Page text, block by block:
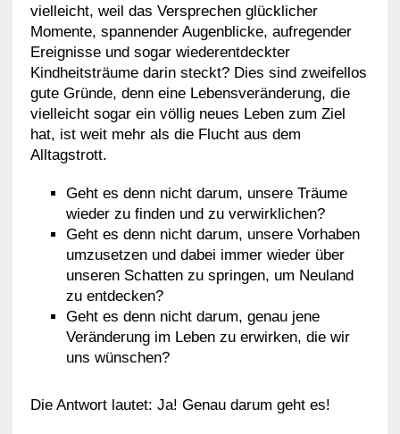
vielleicht, weil das Versprechen glücklicher
Momente, spannender Augenblicke, aufregender
Ereignisse und sogar wiederentdeckter
Kindheitsträume darin steckt? Dies sind zweifellos
gute Gründe, denn eine Lebensveränderung, die
vielleicht sogar ein völlig neues Leben zum Ziel
hat, ist weit mehr als die Flucht aus dem
Alltagstrott.
Geht es denn nicht darum, unsere Träume
wieder zu finden und zu verwirklichen?
Geht es denn nicht darum, unsere Vorhaben
umzusetzen und dabei immer wieder über
unseren Schatten zu springen, um Neuland
zu entdecken?
Geht es denn nicht darum, genau jene
Veränderung im Leben zu erwirken, die wir
uns wünschen?
Die Antwort lautet: Ja! Genau darum geht es!